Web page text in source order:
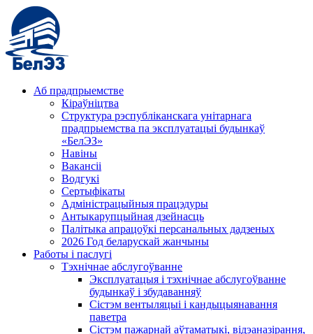
Аб прадпрыемстве
Кіраўніцтва
Структура рэспубліканскага унітарнага
прадпрыемства па эксплуатацыі будынкаў
«БелЭЗ»
Навіны
Вакансіі
Водгукі
Сертыфікаты
Адміністрацыйныя працэдуры
Антыкарупцыйная дзейнасць
Палітыка апрацоўкі персанальных дадзеных
2026 Год беларускай жанчыны
Работы і паслугі
Тэхнічнае абслугоўванне
Эксплуатацыя і тэхнічнае абслугоўванне
будынкаў і збудаванняў
Сістэм вентыляцыі і кандыцыянавання
паветра
Сістэм пажарнай аўтаматыкі, відэаназірання,